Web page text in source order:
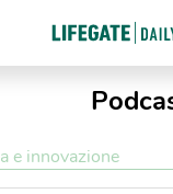
e innovazione